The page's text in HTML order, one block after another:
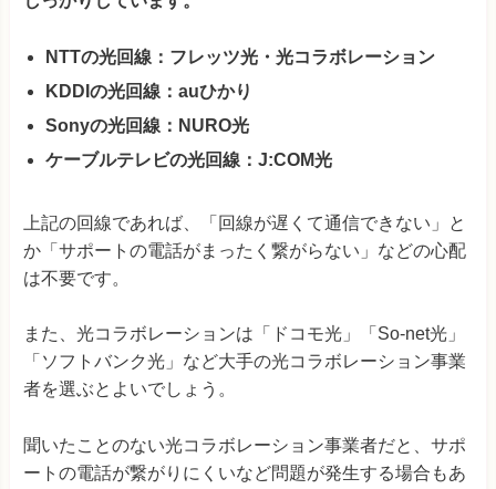
NTTの光回線：フレッツ光・光コラボレーション
KDDIの光回線：auひかり
Sonyの光回線：NURO光
ケーブルテレビの光回線：J:COM光
上記の回線であれば、「回線が遅くて通信できない」と
か「サポートの電話がまったく繋がらない」などの心配
は不要です。
また、光コラボレーションは「ドコモ光」「So-net光」
「ソフトバンク光」など大手の光コラボレーション事業
者を選ぶとよいでしょう。
聞いたことのない光コラボレーション事業者だと、サポ
ートの電話が繋がりにくいなど問題が発生する場合もあ